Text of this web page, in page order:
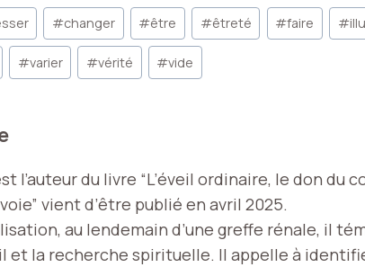
#changer #être #êtreté #faire #
#varier #vérité #vide
l’auteur du livre “L’éveil ordinaire, le don du
vient d’être publié en avril 2025.
au lendemain d’une greffe rénale, il
et la recherche spirituelle. Il appelle à